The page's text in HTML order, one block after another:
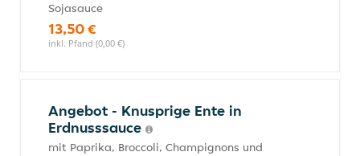
Sojasauce
13,50 €
inkl. Pfand (0,00 €)
Angebot - Knusprige Ente in
Erdnusssauce
mit Paprika, Broccoli, Champignons und